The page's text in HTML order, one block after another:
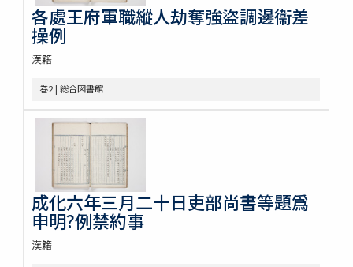
各處王府軍職縱人劫奪強盜調邊衞差
操例
漢籍
巻2 | 総合図書館
成化六年三月二十日吏部尚書等題爲
申明?例禁約事
漢籍